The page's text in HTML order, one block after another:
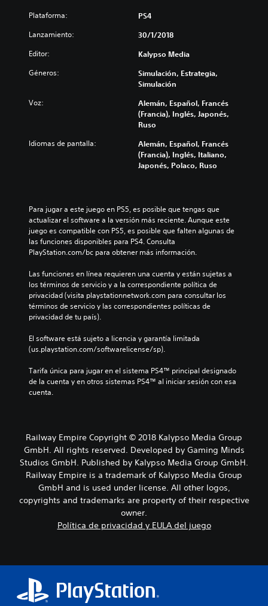
Plataforma: PS4
Lanzamiento: 30/1/2018
Editor: Kalypso Media
Géneros:
Simulación, Estrategia,
Simulación
Voz:
Alemán, Español, Francés
(Francia), Inglés, Japonés,
Ruso
Idiomas de pantalla:
Alemán, Español, Francés
(Francia), Inglés, Italiano,
Japonés, Polaco, Ruso
Para jugar a este juego en PS5, es posible que tengas que
actualizar el software a la versión más reciente. Aunque este
juego es compatible con PS5, es posible que falten algunas de
las funciones disponibles para PS4. Consulta
PlayStation.com/bc para obtener más información.
Las funciones en línea requieren una cuenta y están sujetas a
los términos de servicio y a la correspondiente política de
privacidad (visita playstationnetwork.com para consultar los
términos de servicio y las correspondientes políticas de
privacidad de tu país).
El software está sujeto a licencia y garantía limitada
(us.playstation.com/softwarelicense/sp).
Tarifa única para jugar en el sistema PS4™ principal designado
de la cuenta y en otros sistemas PS4™ al iniciar sesión con esa
cuenta.
Railway Empire Copyright © 2018 Kalypso Media Group
GmbH. All rights reserved. Developed by Gaming Minds
Studios GmbH. Published by Kalypso Media Group GmbH.
Railway Empire is a trademark of Kalypso Media Group
GmbH and is used under license. All other logos,
copyrights and trademarks are property of their respective
owner.
Política de privacidad y EULA del juego